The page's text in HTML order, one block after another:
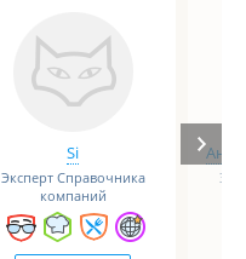
Si
Эксперт Справочника
компаний